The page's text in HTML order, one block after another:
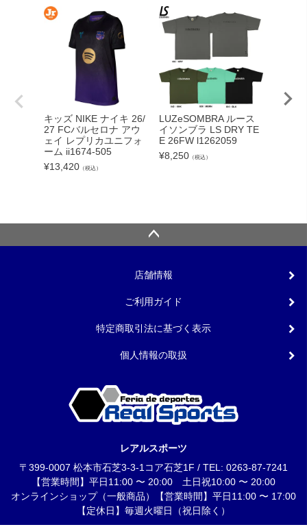
キッズ NIKE ナイキ 26/
27 FCバルセロナ アウ
ェイ レプリカユニフォ
ーム ii1674-505
¥13,420 （税込）
LUZeSOMBRA ルース
イソンブラ LS DRY TE
E 26FW l1262059
¥8,250 （税込）
店舗情報
ご利用ガイド
特定商取引法に基づく表示
個人情報の取扱
レアルスポーツ
〒399-0007 松本市石芝3-3-1コア石芝1F / TEL: 0263-87-7241
【営業時間】平日11:00 〜 20:00 土日祝10:00 〜 20:00
オンラインショップ（一般商品）【営業時間】平日11:00 〜 17:00
【定休日】毎週火曜日（祝日除く）